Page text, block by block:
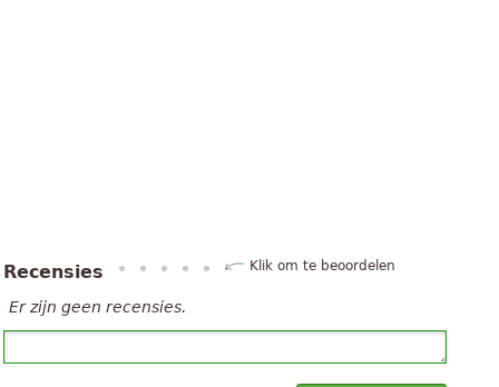
Recensies Klik om te beoordelen
Er zijn geen recensies.